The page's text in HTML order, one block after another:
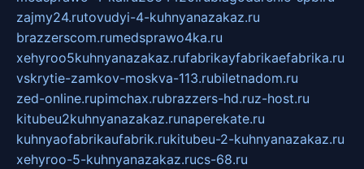
zajmy24.rutovudyi-4-kuhnyanazakaz.ru
brazzerscom.rumedsprawo4ka.ru
xehyroo5kuhnyanazakaz.rufabrikayfabrikaefabrika.ru
vskrytie-zamkov-moskva-113.rubiletnadom.ru
zed-online.rupimchax.rubrazzers-hd.ruz-host.ru
kitubeu2kuhnyanazakaz.runaperekate.ru
kuhnyaofabrikaufabrik.rukitubeu-2-kuhnyanazakaz.ru
xehyroo-5-kuhnyanazakaz.rucs-68.ru